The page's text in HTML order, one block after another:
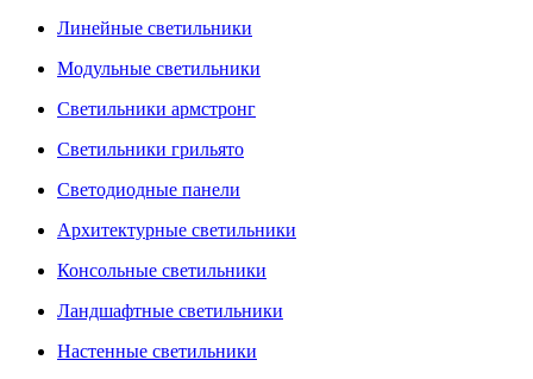
Линейные светильники
Модульные светильники
Светильники армстронг
Светильники грильято
Светодиодные панели
Архитектурные светильники
Консольные светильники
Ландшафтные светильники
Настенные светильники